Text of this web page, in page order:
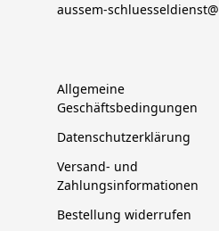
aussem-
Allgemeine
Geschäftsbedingungen
Datenschutzerklärung
Versand- und
Zahlungsinformationen
Bestellung widerrufen